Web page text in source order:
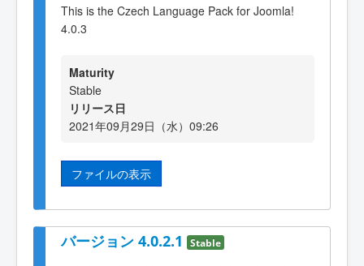
This is the Czech Language Pack for Joomla!
4.0.3
Maturity
Stable
リリース日
2021年09月29日（水）09:26
ファイルの表示
バージョン 4.0.2.1 Stable